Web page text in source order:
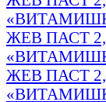
ЖЕВ ПАСТ
ЖЕВ ПАСТ